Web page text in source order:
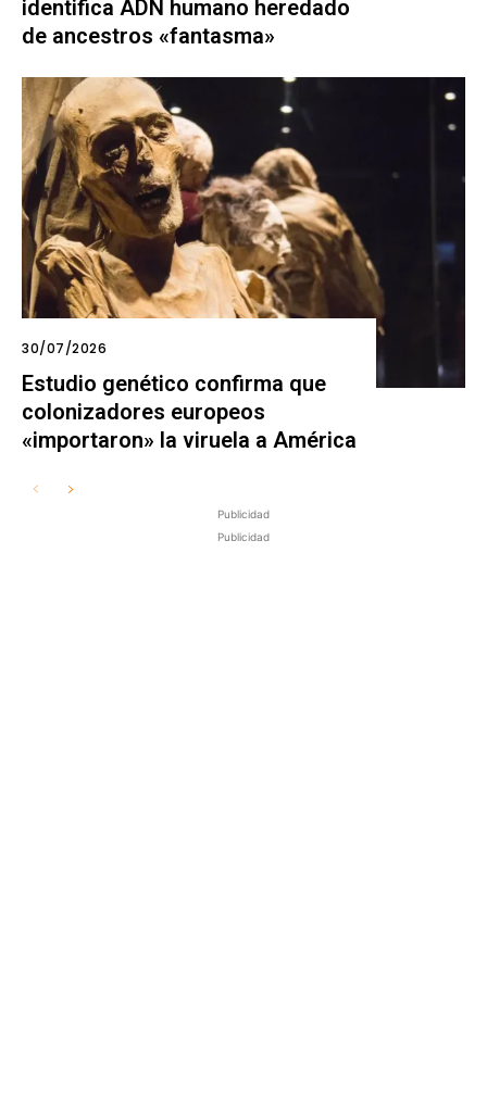
identifica ADN humano heredado
de ancestros «fantasma»
30/07/2026
Estudio genético confirma que
colonizadores europeos
«importaron» la viruela a América
Publicidad
Publicidad